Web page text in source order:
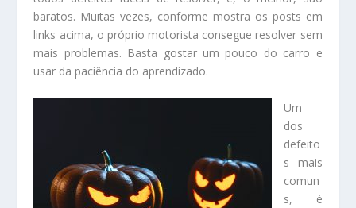
baratos. Muitas vezes, conforme mostra os posts em
links acima, o próprio motorista consegue resolver sem
mais problemas. Basta gostar um pouco do carro e
usar da paciência do aprendizado.
Um
dos
defeito
s mais
comun
s, é